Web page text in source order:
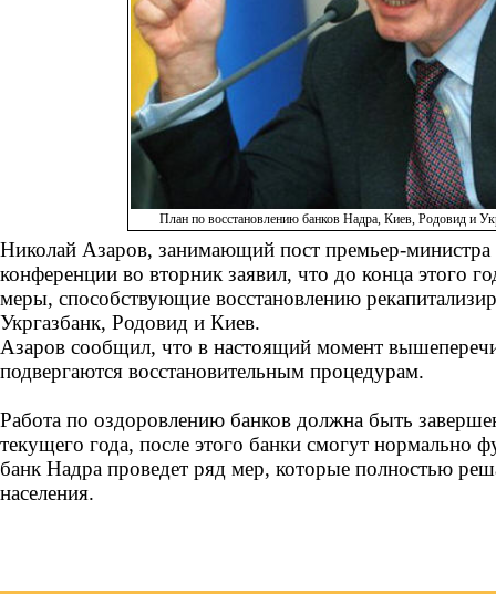
План по восстановлению банков Надра, Киев, Родовид и
Николай Азаров, занимающий пост премьер-министра
конференции во вторник заявил, что до конца этого
меры, способствующие восстановлению
Укргазбанк, Родовид и Киев.
Азаров сообщил, что в настоящий момент
подвергаются восстановительным процедурам.
Работа по оздоровлению банков должна быть
текущего года, после этого банки смогут нормально
банк Надра проведет ряд мер, которые полностью
населения.